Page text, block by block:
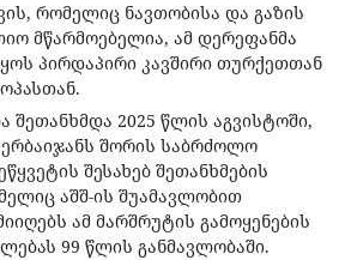
რომელიც ნავთობისა და გაზის
მწარმოებელია, ამ დერეფანმა
პირდაპირი კავშირი თურქეთთან
შეთანხმდა 2025 წლის აგვისტოში,
შორის საბრძოლო
შესახებ შეთანხმების
აშშ-ის შუამავლობით
ამ მარშრუტის გამოყენების
99 წლის განმავლობაში.